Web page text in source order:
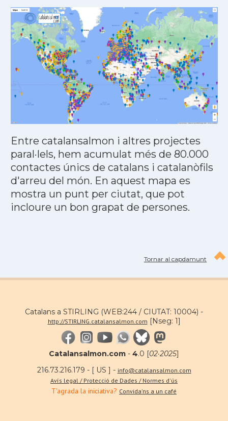
Entre catalansalmon i altres projectes
paral·lels, hem acumulat més de 80.000
contactes únics de catalans i catalanòfils
d'arreu del món. En aquest mapa es
mostra un punt per ciutat, que pot
incloure un bon grapat de persones.
Tornar al capdamunt
Catalans a STIRLING (WEB:244 / CIUTAT: 10004) -
http://STIRLING.catalansalmon.com [Nseg: 1]
Catalansalmon.com - 4.0 [02·2025]
216.73.216.179 - [ US ] - info@catalansalmon.com
Avís legal / Protecció de Dades / Normes d'ús
T'agrada la iniciativa? Convida'ns a un café